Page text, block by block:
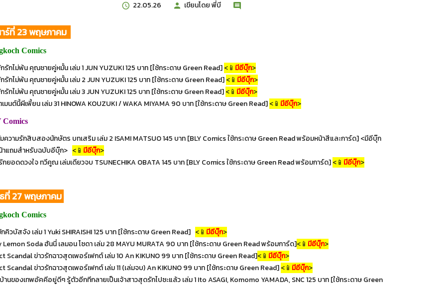
22.05.26 เขียนโดยพี่บี
าร์ที่ 23 พฤษภาคม
Comics
รักไม่พ้น คุณชายคู่หมั้น เล่ม 1 JUN YUZUKI 125 บาท [ใช้กระดาษ Green Read]<📱 มีอีบุ๊ก>
รักไม่พ้น คุณชายคู่หมั้น เล่ม 2 JUN YUZUKI 125 บาท [ใช้กระดาษ Green Read]<📱 มีอีบุ๊ก>
รักไม่พ้น คุณชายคู่หมั้น เล่ม 3 JUN YUZUKI 125 บาท [ใช้กระดาษ Green Read]<📱 มีอีบุ๊ก>
มนต์นี้ผีเพี้ยน เล่ม 31 HINOWA KOUZUKI / WAKA MIYAMA 90 บาท [ใช้กระดาษ Green Read]<📱 มีอีบุ๊ก>
Comics
ความรักสิบสองนักษัตร บทเสริม เล่ม 2 ISAMI MATSUO 145 บาท [BLY Comics ใช้กระดาษ Green Read พร้อมหน้าสีและการ์ด] <มีอีบุ๊ก
แถมสำหรับฉบับอีบุ๊ก> <📱 มีอีบุ๊ก>
ยอดดวงใจ ทวีคูณ เล่มเดียวจบ TSUNECHIKA OBATA 145 บาท [BLY Comics ใช้กระดาษ Green Read พร้อมการ์ด]<📱 มีอีบุ๊ก>
ที่ 27 พฤษภาคม
Comics
คิวบัสจัง เล่ม 1 Yuki SHIRAISHI 125 บาท [ใช้กระดาษ Green Read] <📱 มีอีบุ๊ก>
Lemon Soda ฮันนี่ เลมอน โซดา เล่ม 28 MAYU MURATA 90 บาท [ใช้กระดาษ Green Read พร้อมการ์ด]<📱 มีอีบุ๊ก>
Scandal ข่าวรักฉาวสุดเพอร์เฟกต์ เล่ม 10 An KIKUNO 99 บาท [ใช้กระดาษ Green Read]<📱 มีอีบุ๊ก>
Scandal ข่าวรักฉาวสุดเพอร์เฟกต์ เล่ม 11 (เล่มจบ) An KIKUNO 99 บาท [ใช้กระดาษ Green Read]<📱 มีอีบุ๊ก>
านของเทพอัคคีอยู่ดีๆ รู้ตัวอีกทีกลายเป็นเจ้าสาวสุดรักไปซะแล้ว เล่ม 1 Ito ASAGI, Komomo YAMADA, SNC 125 บาท [ใช้กระดาษ Green